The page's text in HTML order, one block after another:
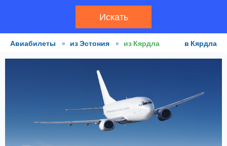
Искать
Авиабилеты » из Эстония » из Кярдла в Кярдла